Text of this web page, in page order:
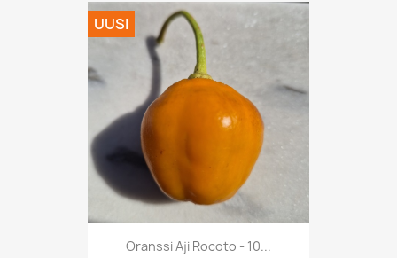
Oranssi Aji Rocoto - 10...
UUSI